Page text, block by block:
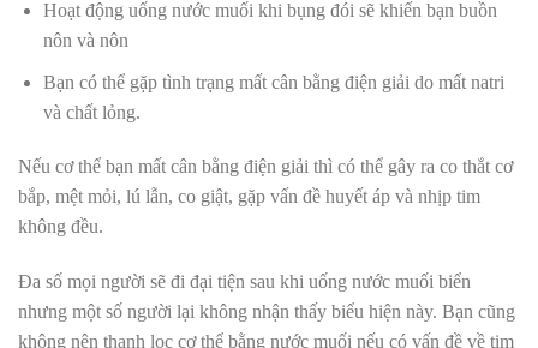
Hoạt động uống nước muối khi bụng đói sẽ khiến bạn buồn
nôn và nôn
Bạn có thể gặp tình trạng mất cân bằng điện giải do mất natri
và chất lỏng.
Nếu cơ thể bạn mất cân bằng điện giải thì có thể gây ra co thắt cơ
bắp, mệt mỏi, lú lẫn, co giật, gặp vấn đề huyết áp và nhịp tim
không đều.
Đa số mọi người sẽ đi đại tiện sau khi uống nước muối biển
nhưng một số người lại không nhận thấy biểu hiện này. Bạn cũng
không nên thanh lọc cơ thể bằng nước muối nếu có vấn đề về tim